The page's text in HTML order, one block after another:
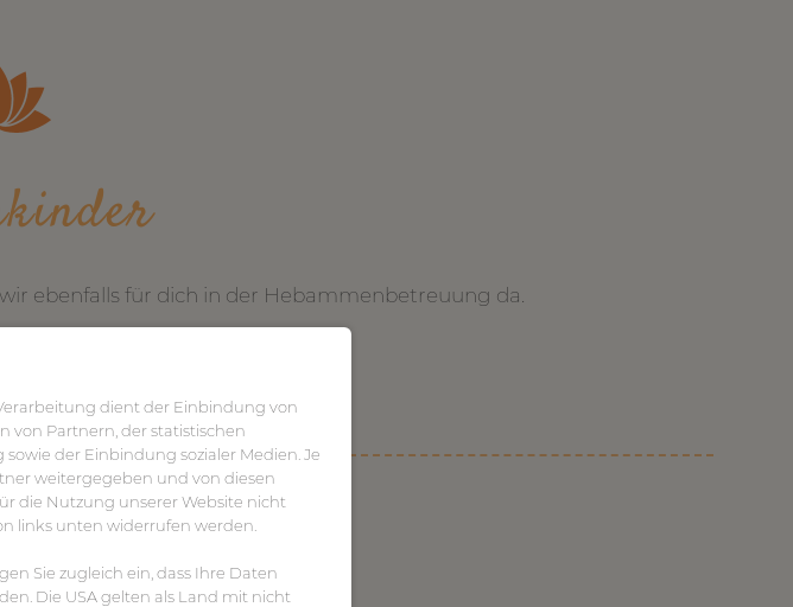
ebenfalls für dich in der Hebammenbetreuung da.
dient der Einbindung von
von Partnern, der statistischen
der Einbindung sozialer Medien. Je
weitergegeben und von diesen
die Nutzung unserer Website nicht
links unten widerrufen werden.
Sie zugleich ein, dass Ihre Daten
Die USA gelten als Land mit nicht